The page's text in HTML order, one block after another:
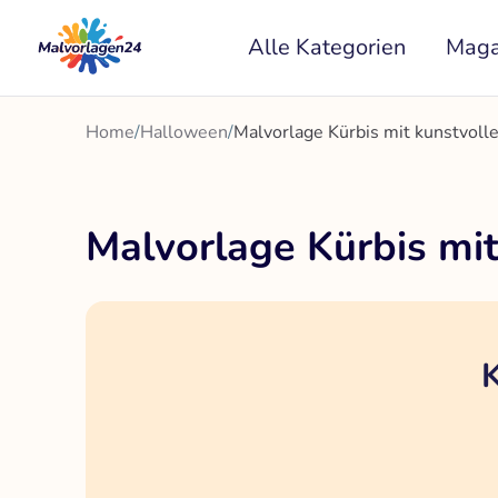
Inhalt
springen
Alle Kategorien
Home/Halloween/Malvorlage Kürbis mit
Malvorlage Kürbis